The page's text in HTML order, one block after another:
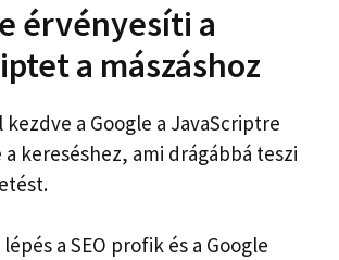
érvényesíti a
a mászáshoz
kezdve a Google a JavaScriptre
a kereséshez, ami drágábbá teszi
a SEO profik és a Google